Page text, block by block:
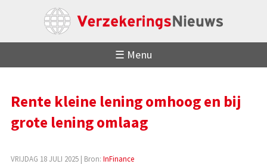
☰ Menu
Rente kleine lening omhoog en bij
grote lening omlaag
VRIJDAG 18 JULI 2025| Bron: InFinance